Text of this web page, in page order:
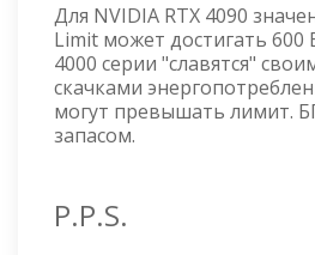
Для NVIDIA RTX 4090
Limit может достигать 600
4000 серии "славятся"
скачками
могут превышать лимит.
запасом.
P.P.S.